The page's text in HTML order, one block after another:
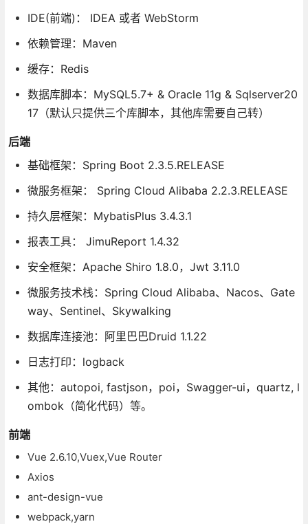
IDE(前端)： IDEA 或者 WebStorm
依赖管理：Maven
缓存：Redis
数据库脚本：MySQL5.7+ & Oracle 11g & Sqlserver20
17（默认只提供三个库脚本，其他库需要自己转）
后端
基础框架：Spring Boot 2.3.5.RELEASE
微服务框架： Spring Cloud Alibaba 2.2.3.RELEASE
持久层框架：MybatisPlus 3.4.3.1
报表工具： JimuReport 1.4.32
安全框架：Apache Shiro 1.8.0，Jwt 3.11.0
微服务技术栈：Spring Cloud Alibaba、Nacos、Gate
way、Sentinel、Skywalking
数据库连接池：阿里巴巴Druid 1.1.22
日志打印：logback
其他：autopoi, fastjson，poi，Swagger-ui，quartz, l
ombok（简化代码）等。
前端
Vue 2.6.10,Vuex,Vue Router
Axios
ant-design-vue
webpack,yarn